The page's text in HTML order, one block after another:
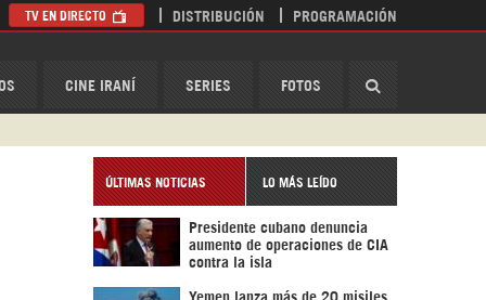
CINE IRANÍ SERIES FOTOS
TV EN DIRECTO DISTRIBUCIÓN PROGRAMACIÓN
ÚLTIMAS NOTICIAS LO MÁS LEÍDO
Presidente cubano denuncia
aumento de operaciones de CIA
contra la isla
Yemen lanza más de 20 misiles